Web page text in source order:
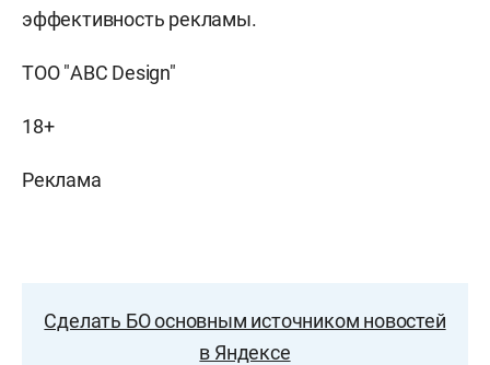
эффективность рекламы.
ТОО "ABC Design"
18+
Реклама
Сделать БО основным источником новостей
в Яндексе